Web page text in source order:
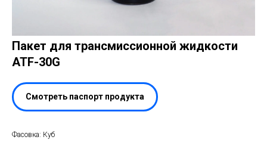
Пакет для трансмиссионной жидкости
ATF-30G
Смотреть паспорт продукта
Фасовка: Куб